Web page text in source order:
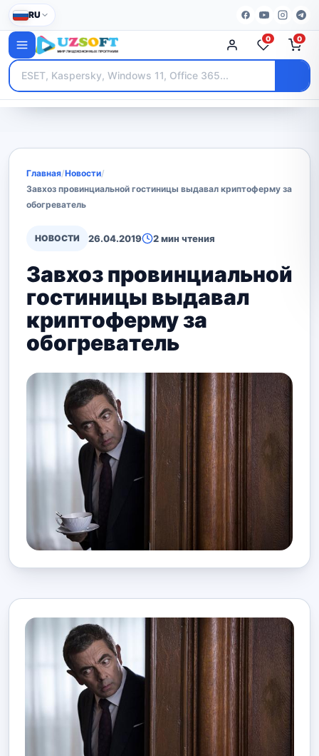
RU
0 0
Главная/Новости/
Завхоз провинциальной гостиницы выдавал криптоферму за
обогреватель
НОВОСТИ 26.04.2019 2 мин чтения
Завхоз провинциальной
гостиницы выдавал
криптоферму за
обогреватель